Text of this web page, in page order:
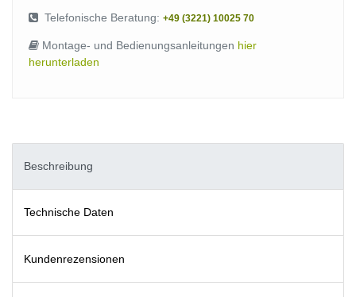
Telefonische Beratung: +49 (3221) 10025 70
Montage- und Bedienungsanleitungen hier
herunterladen
Beschreibung
Technische Daten
Kundenrezensionen